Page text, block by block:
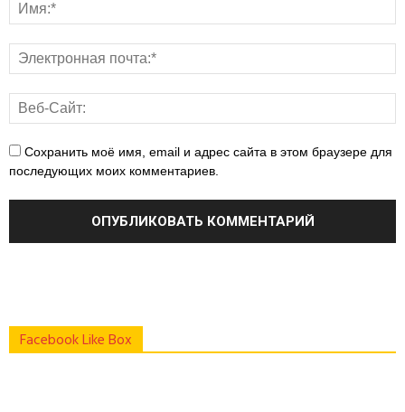
Сохранить моё имя, email и адрес сайта в этом браузере для
последующих моих комментариев.
Facebook Like Box